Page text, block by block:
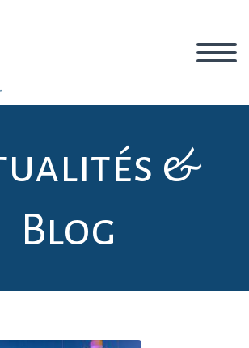
&
Blog